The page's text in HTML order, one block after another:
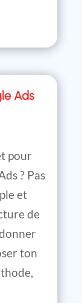
Ads
pour
? Pas
et
de
ton